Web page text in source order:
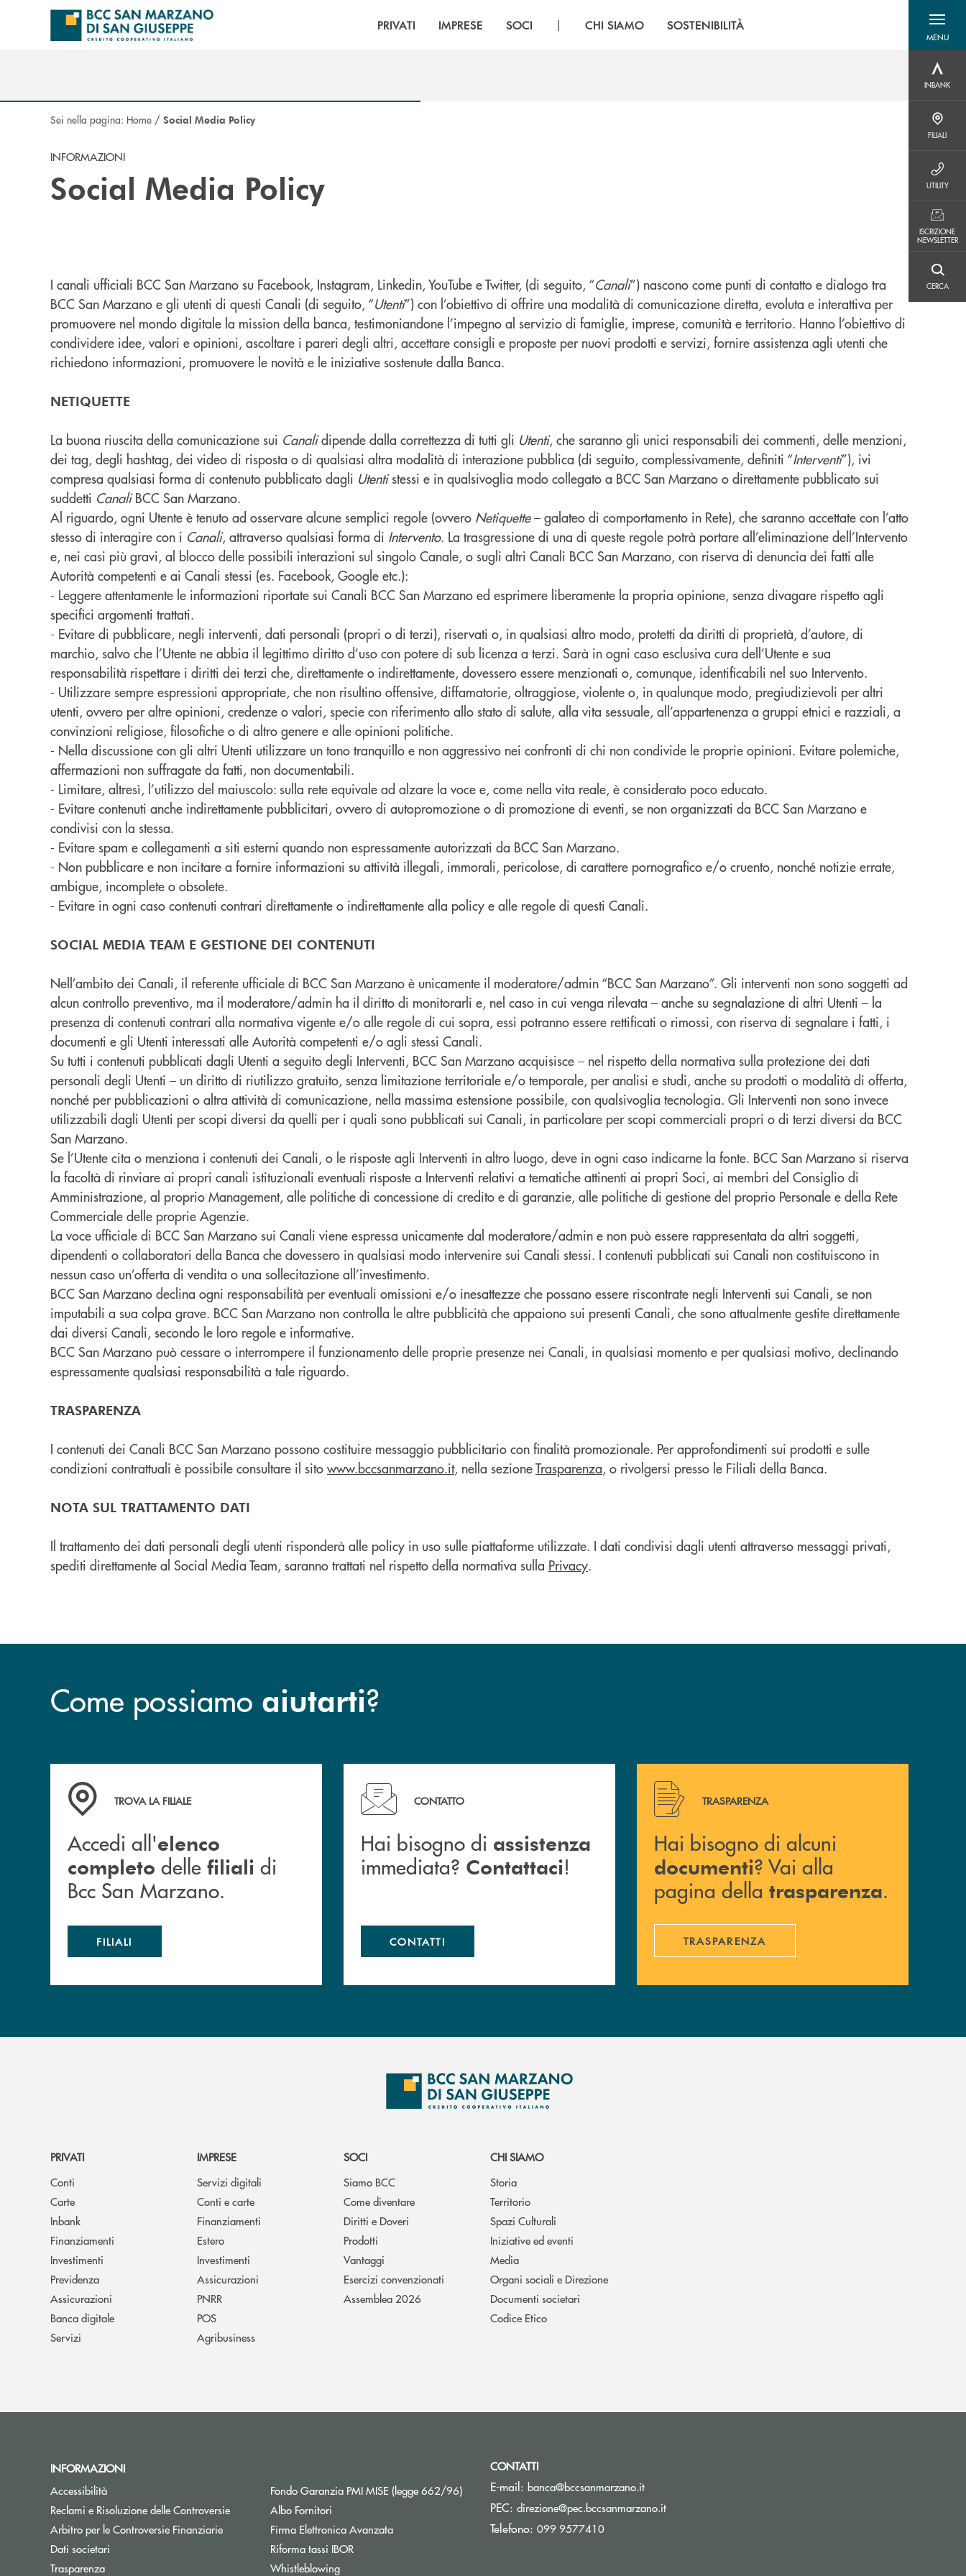
Salta al contenuto principale
PRIVATI IMPRESE SOCI | CHI SIAMO SOSTENIBILITÀ
MENU
menu
INBANK
FILIALI
UTILITY
ISCRIZIONE
NEWSLETTER
CERCA
Sei nella pagina: Home / Social Media Policy
INFORMAZIONI
Social Media Policy
I canali ufficiali BCC San Marzano su Facebook, Instagram, Linkedin, YouTube e Twitter, (di seguito, “Canali”) nascono come punti di contatto e dialogo tra
BCC San Marzano e gli utenti di questi Canali (di seguito, “Utenti”) con l’obiettivo di offrire una modalità di comunicazione diretta, evoluta e interattiva per
promuovere nel mondo digitale la mission della banca, testimoniandone l’impegno al servizio di famiglie, imprese, comunità e territorio. Hanno l’obiettivo di
condividere idee, valori e opinioni, ascoltare i pareri degli altri, accettare consigli e proposte per nuovi prodotti e servizi, fornire assistenza agli utenti che
richiedono informazioni, promuovere le novità e le iniziative sostenute dalla Banca.
NETIQUETTE
La buona riuscita della comunicazione sui Canalidipende dalla correttezza di tutti gli Utenti, che saranno gli unici responsabili dei commenti, delle menzioni,
dei tag, degli hashtag, dei video di risposta o di qualsiasi altra modalità di interazione pubblica (di seguito, complessivamente, definiti “Interventi”), ivi
compresa qualsiasi forma di contenuto pubblicato dagli Utentistessi e in qualsivoglia modo collegato a BCC San Marzano o direttamente pubblicato sui
suddetti CanaliBCC San Marzano.
Al riguardo, ogni Utente è tenuto ad osservare alcune semplici regole (ovvero Netiquette– galateo di comportamento in Rete), che saranno accettate con l’atto
stesso di interagire con i Canali, attraverso qualsiasi forma di Intervento. La trasgressione di una di queste regole potrà portare all’eliminazione dell’Intervento
e, nei casi più gravi, al blocco delle possibili interazioni sul singolo Canale, o sugli altri Canali BCC San Marzano, con riserva di denuncia dei fatti alle
Autorità competenti e ai Canali stessi (es. Facebook, Google etc.):
- Leggere attentamente le informazioni riportate sui Canali BCC San Marzano ed esprimere liberamente la propria opinione, senza divagare rispetto agli
specifici argomenti trattati.
- Evitare di pubblicare, negli interventi, dati personali (propri o di terzi), riservati o, in qualsiasi altro modo, protetti da diritti di proprietà, d’autore, di
marchio, salvo che l’Utente ne abbia il legittimo diritto d’uso con potere di sub licenza a terzi. Sarà in ogni caso esclusiva cura dell’Utente e sua
responsabilità rispettare i diritti dei terzi che, direttamente o indirettamente, dovessero essere menzionati o, comunque, identificabili nel suo Intervento.
- Utilizzare sempre espressioni appropriate, che non risultino offensive, diffamatorie, oltraggiose, violente o, in qualunque modo, pregiudizievoli per altri
utenti, ovvero per altre opinioni, credenze o valori, specie con riferimento allo stato di salute, alla vita sessuale, all’appartenenza a gruppi etnici e razziali, a
convinzioni religiose, filosofiche o di altro genere e alle opinioni politiche.
- Nella discussione con gli altri Utenti utilizzare un tono tranquillo e non aggressivo nei confronti di chi non condivide le proprie opinioni. Evitare polemiche,
affermazioni non suffragate da fatti, non documentabili.
- Limitare, altresì, l’utilizzo del maiuscolo: sulla rete equivale ad alzare la voce e, come nella vita reale, è considerato poco educato.
- Evitare contenuti anche indirettamente pubblicitari, ovvero di autopromozione o di promozione di eventi, se non organizzati da BCC San Marzano e
condivisi con la stessa.
- Evitare spam e collegamenti a siti esterni quando non espressamente autorizzati da BCC San Marzano.
- Non pubblicare e non incitare a fornire informazioni su attività illegali, immorali, pericolose, di carattere pornografico e/o cruento, nonché notizie errate,
ambigue, incomplete o obsolete.
- Evitare in ogni caso contenuti contrari direttamente o indirettamente alla policy e alle regole di questi Canali.
SOCIAL MEDIA TEAM E GESTIONE DEI CONTENUTI
Nell’ambito dei Canali, il referente ufficiale di BCC San Marzano è unicamente il moderatore/admin “BCC San Marzano”. Gli interventi non sono soggetti ad
alcun controllo preventivo, ma il moderatore/admin ha il diritto di monitorarli e, nel caso in cui venga rilevata – anche su segnalazione di altri Utenti – la
presenza di contenuti contrari alla normativa vigente e/o alle regole di cui sopra, essi potranno essere rettificati o rimossi, con riserva di segnalare i fatti, i
documenti e gli Utenti interessati alle Autorità competenti e/o agli stessi Canali.
Su tutti i contenuti pubblicati dagli Utenti a seguito degli Interventi, BCC San Marzano acquisisce – nel rispetto della normativa sulla protezione dei dati
personali degli Utenti – un diritto di riutilizzo gratuito, senza limitazione territoriale e/o temporale, per analisi e studi, anche su prodotti o modalità di offerta,
nonché per pubblicazioni o altra attività di comunicazione, nella massima estensione possibile, con qualsivoglia tecnologia. Gli Interventi non sono invece
utilizzabili dagli Utenti per scopi diversi da quelli per i quali sono pubblicati sui Canali, in particolare per scopi commerciali propri o di terzi diversi da BCC
San Marzano.
Se l’Utente cita o menziona i contenuti dei Canali, o le risposte agli Interventi in altro luogo, deve in ogni caso indicarne la fonte. BCC San Marzano si riserva
la facoltà di rinviare ai propri canali istituzionali eventuali risposte a Interventi relativi a tematiche attinenti ai propri Soci, ai membri del Consiglio di
Amministrazione, al proprio Management, alle politiche di concessione di credito e di garanzie, alle politiche di gestione del proprio Personale e della Rete
Commerciale delle proprie Agenzie.
La voce ufficiale di BCC San Marzano sui Canali viene espressa unicamente dal moderatore/admin e non può essere rappresentata da altri soggetti,
dipendenti o collaboratori della Banca che dovessero in qualsiasi modo intervenire sui Canali stessi. I contenuti pubblicati sui Canali non costituiscono in
nessun caso un’offerta di vendita o una sollecitazione all’investimento.
BCC San Marzano declina ogni responsabilità per eventuali omissioni e/o inesattezze che possano essere riscontrate negli Interventi sui Canali, se non
imputabili a sua colpa grave. BCC San Marzano non controlla le altre pubblicità che appaiono sui presenti Canali, che sono attualmente gestite direttamente
dai diversi Canali, secondo le loro regole e informative.
BCC San Marzano può cessare o interrompere il funzionamento delle proprie presenze nei Canali, in qualsiasi momento e per qualsiasi motivo, declinando
espressamente qualsiasi responsabilità a tale riguardo.
TRASPARENZA
I contenuti dei Canali BCC San Marzano possono costituire messaggio pubblicitario con finalità promozionale. Per approfondimenti sui prodotti e sulle
condizioni contrattuali è possibile consultare il sito www.bccsanmarzano.it, nella sezioneTrasparenza, o rivolgersi presso le Filiali della Banca.
NOTA SUL TRATTAMENTO DATI
Il trattamento dei dati personali degli utenti risponderà alle policy in uso sulle piattaforme utilizzate. I dati condivisi dagli utenti attraverso messaggi privati,
spediti direttamente al Social Media Team, saranno trattati nel rispetto della normativa sulla Privacy.
Come possiamo aiutarti?
Accedi all' elenco completo delle filiali di Bcc San Marzano.
TROVA LA FILIALE
Accedi all'elenco
completo delle filiali di
Bcc San Marzano.
FILIALI
Hai bisogno di assistenza immediata? Contattaci !
CONTATTO
Hai bisogno di assistenza
immediata? Contattaci!
CONTATTI
Hai bisogno di alcuni documenti ? Vai alla pagina della
TRASPARENZA
Hai bisogno di alcuni
documenti? Vai alla
pagina della trasparenza.
TRASPARENZA
PRIVATI
Conti
Carte
Inbank
Finanziamenti
Investimenti
Previdenza
Assicurazioni
Banca digitale
Servizi
IMPRESE
Servizi digitali
Conti e carte
Finanziamenti
Estero
Investimenti
Assicurazioni
PNRR
POS
Agribusiness
SOCI
Siamo BCC
Come diventare
Diritti e Doveri
Prodotti
Vantaggi
Esercizi convenzionati
Assemblea 2026
CHI SIAMO
Storia
Territorio
Spazi Culturali
Iniziative ed eventi
Media
Organi sociali e Direzione
Documenti societari
Codice Etico
INFORMAZIONI
Accessibilità
Reclami e Risoluzione delle Controversie
Arbitro per le Controversie Finanziarie
Dati societari
Trasparenza
Fondo Garanzia PMI MISE (legge 662/96)Apre una nuova finestra
Albo Fornitori
Firma Elettronica Avanzata
Riforma tassi IBOR
Whistleblowing
CONTATTI
E-mail: banca@bccsanmarzano.it(si apre l’app di posta elettronica)
PEC: direzione@pec.bccsanmarzano.it(si apre l’app di posta elettronica)
Telefono: 099 9577410